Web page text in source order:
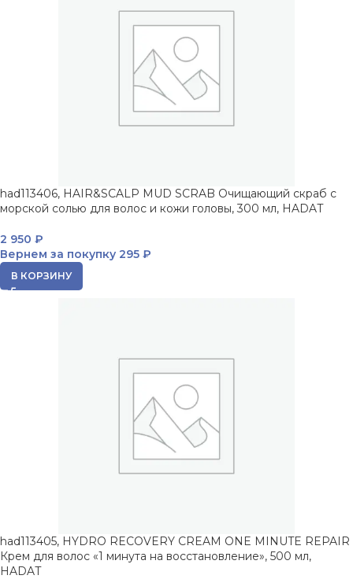
had113406, HAIR&SCALP MUD SCRAB Очищающий скраб с
морской солью для волос и кожи головы, 300 мл, HADAT
2 950 ₽
Вернем за покупку 295 ₽
В КОРЗИНУ
had113405, HYDRO RECOVERY CREAM ONE MINUTE REPAIR
Крем для волос «1 минута на восстановление», 500 мл,
HADAT